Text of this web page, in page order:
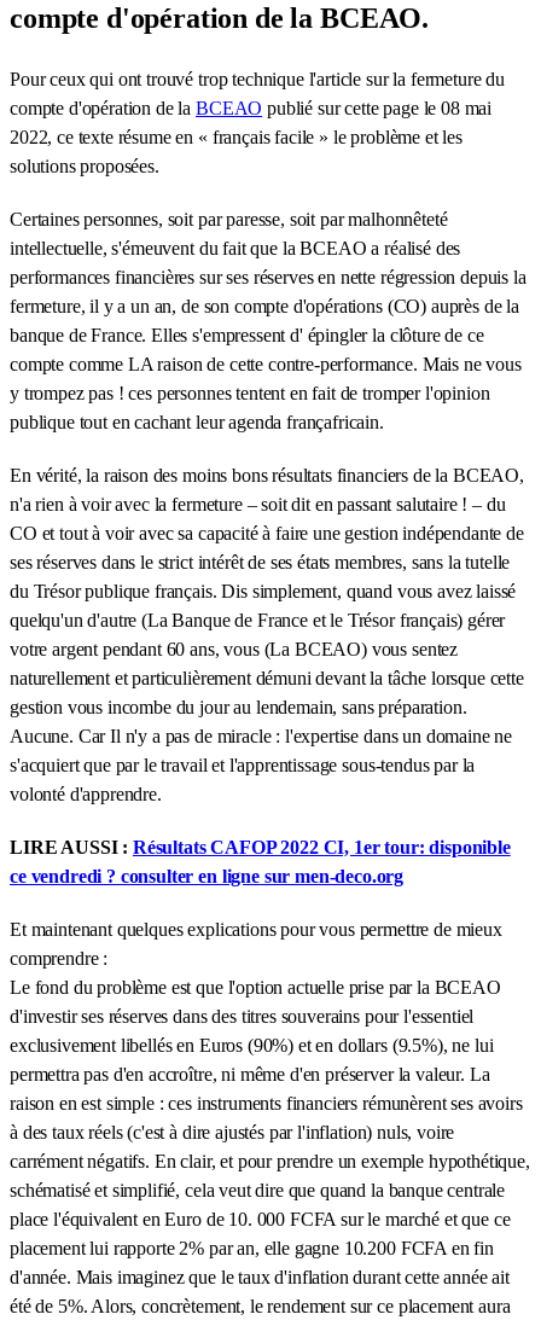
compte d'opération de la BCEAO.
Pour ceux qui ont trouvé trop technique l'article sur la fermeture du
compte d'opération de la BCEAO publié sur cette page le 08 mai
2022, ce texte résume en « français facile » le problème et les
solutions proposées.
Certaines personnes, soit par paresse, soit par malhonnêteté
intellectuelle, s'émeuvent du fait que la BCEAO a réalisé des
performances financières sur ses réserves en nette régression depuis la
fermeture, il y a un an, de son compte d'opérations (CO) auprès de la
banque de France. Elles s'empressent d' épingler la clôture de ce
compte comme LA raison de cette contre-performance. Mais ne vous
y trompez pas ! ces personnes tentent en fait de tromper l'opinion
publique tout en cachant leur agenda françafricain.
En vérité, la raison des moins bons résultats financiers de la BCEAO,
n'a rien à voir avec la fermeture – soit dit en passant salutaire ! – du
CO et tout à voir avec sa capacité à faire une gestion indépendante de
ses réserves dans le strict intérêt de ses états membres, sans la tutelle
du Trésor publique français. Dis simplement, quand vous avez laissé
quelqu'un d'autre (La Banque de France et le Trésor français) gérer
votre argent pendant 60 ans, vous (La BCEAO) vous sentez
naturellement et particulièrement démuni devant la tâche lorsque cette
gestion vous incombe du jour au lendemain, sans préparation.
Aucune. Car Il n'y a pas de miracle : l'expertise dans un domaine ne
s'acquiert que par le travail et l'apprentissage sous-tendus par la
volonté d'apprendre.
LIRE AUSSI : Résultats CAFOP 2022 CI, 1er tour: disponible
ce vendredi ? consulter en ligne sur men-deco.org
Et maintenant quelques explications pour vous permettre de mieux
comprendre :
Le fond du problème est que l'option actuelle prise par la BCEAO
d'investir ses réserves dans des titres souverains pour l'essentiel
exclusivement libellés en Euros (90%) et en dollars (9.5%), ne lui
permettra pas d'en accroître, ni même d'en préserver la valeur. La
raison en est simple : ces instruments financiers rémunèrent ses avoirs
à des taux réels (c'est à dire ajustés par l'inflation) nuls, voire
carrément négatifs. En clair, et pour prendre un exemple hypothétique,
schématisé et simplifié, cela veut dire que quand la banque centrale
place l'équivalent en Euro de 10. 000 FCFA sur le marché et que ce
placement lui rapporte 2% par an, elle gagne 10.200 FCFA en fin
d'année. Mais imaginez que le taux d'inflation durant cette année ait
été de 5%. Alors, concrètement, le rendement sur ce placement aura